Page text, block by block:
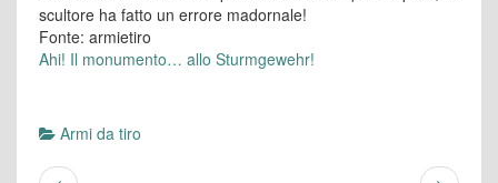
scultore ha fatto un errore madornale!
Fonte: armietiro
Ahi! Il monumento… allo Sturmgewehr!
Armi da tiro